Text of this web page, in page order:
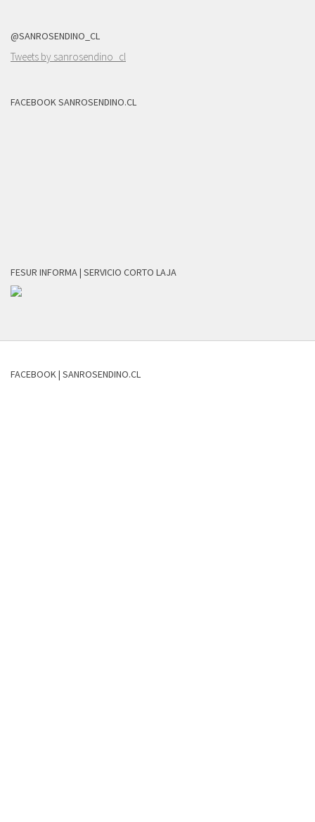
@SANROSENDINO_CL
Tweets by sanrosendino_cl
FACEBOOK SANROSENDINO.CL
FESUR INFORMA | SERVICIO CORTO LAJA
FACEBOOK | SANROSENDINO.CL